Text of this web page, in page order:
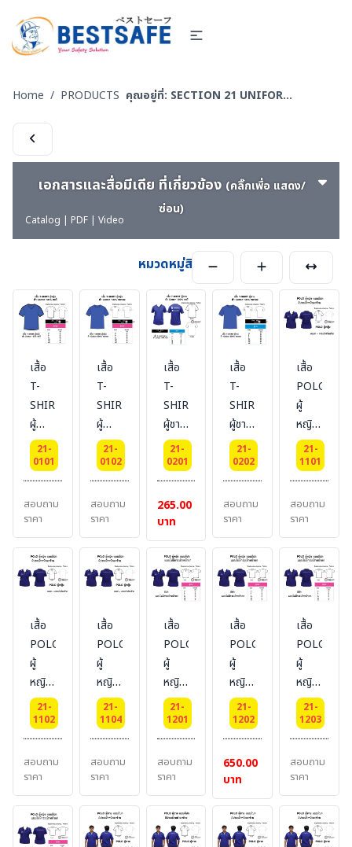
Home / PRODUCTS คุณอยู่ที่: SECTION 21 UNIFORM POLO-เสื้อโปโล-เสื้อ T-SHIRT
เอกสารและสื่อมีเดีย ที่เกี่ยวข้อง (คลิ๊กเพื่อ แสดง/
ซ่อน)
Catalog | PDF | Video
หมวดหมู่สินค้า
เสื้อ
T-
SHIRT
ผู้
หญิง
ผ้า
Cotton
100%
คอวี
21-
0101
สอบถาม
ราคา
เสื้อ
T-
SHIRT
ผู้
หญิง
ผ้า
Cotton
100%
คอกลม
21-
0102
สอบถาม
ราคา
เสื้อ
T-
SHIRT
ผู้ชาย
ผ้า
Cotton
100%
คอวี
21-
0201
265.00
บาท
เสื้อ
T-
SHIRT
ผู้ชาย
ผ้า
Cotton
100%
คอกลม
21-
0202
สอบถาม
ราคา
เสื้อ
POLO
ผู้
หญิง
แบบ
มี
กระเป๋า
หน้าอก
ซ้าย
ผ้า
TK
21-
1101
สอบถาม
ราคา
เสื้อ
POLO-
ผู้
หญิง
แบบ
มี
กระเป๋า
หน้าอก
ซ้าย
ผ้า
TC
21-
1102
สอบถาม
ราคา
เสื้อ
POLO-
ผู้
หญิง
แบบ
มี
กระเป๋า
หน้าอก
ซ้าย
ผ้า
DRY
TECH
21-
1104
สอบถาม
ราคา
เสื้อ
POLO-
ผู้
หญิง
แบบ
ไม่มี
กระเป๋า
หน้าอก
ผ้า
TK
21-
1201
สอบถาม
ราคา
เสื้อ
POLO-
ผู้
หญิง
แบบ
ไม่มี
กระเป๋า
หน้าอก
ผ้า
TC
21-
1202
650.00
บาท
เสื้อ
POLO-
ผู้
หญิง
แบบ
ไม่มี
กระเป๋า
หน้าอก
ผ้า
CVC
21-
1203
สอบถาม
ราคา